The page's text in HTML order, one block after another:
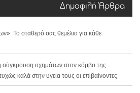
Δημοφιλή Άρθρα
Το σταθερό σας θεμέλιο για κάθε
σύγκρουση οχημάτων στον κόμβο της
καλά στην υγεία τους οι επιβαίνοντες